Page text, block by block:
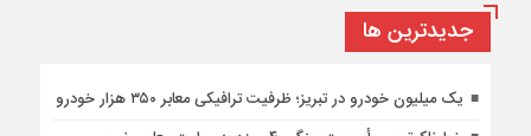
جديدترين ها
یک میلیون خودرو در تبریز؛ ظرفیت ترافیکی معابر ۳۵۰ هزار خودرو